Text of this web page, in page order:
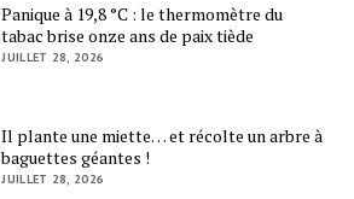
Panique à 19,8 °C : le thermomètre du
tabac brise onze ans de paix tiède
JUILLET 28, 2026
Il plante une miette… et récolte un arbre à
baguettes géantes !
JUILLET 28, 2026